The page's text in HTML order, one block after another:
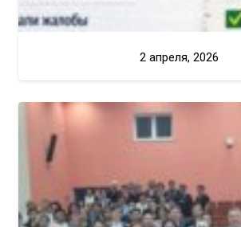
2 апреля, 2026